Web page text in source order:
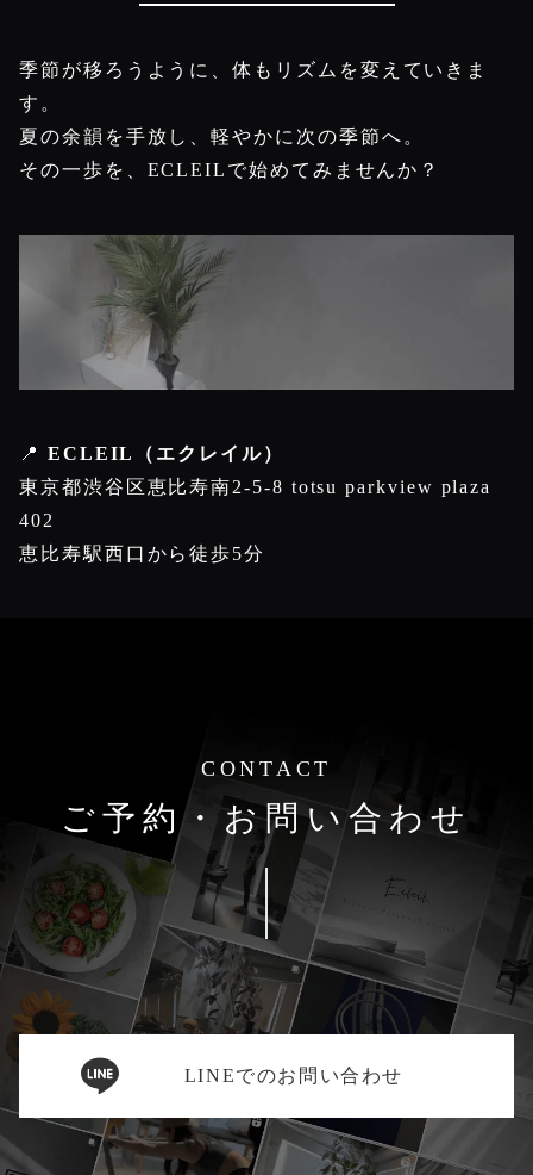
季節が移ろうように、体もリズムを変えていきま
す。
夏の余韻を手放し、軽やかに次の季節へ。
その一歩を、ECLEILで始めてみませんか？
📍 ECLEIL（エクレイル）
東京都渋谷区恵比寿南2-5-8 totsu parkview plaza
402
恵比寿駅西口から徒歩5分
CONTACT
ご予約・お問い合わせ
LINEでのお問い合わせ